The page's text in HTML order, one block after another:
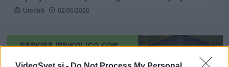
Urednik 02/06/2026